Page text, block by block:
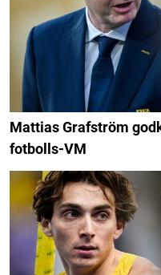
Mattias Grafström
fotbolls-VM